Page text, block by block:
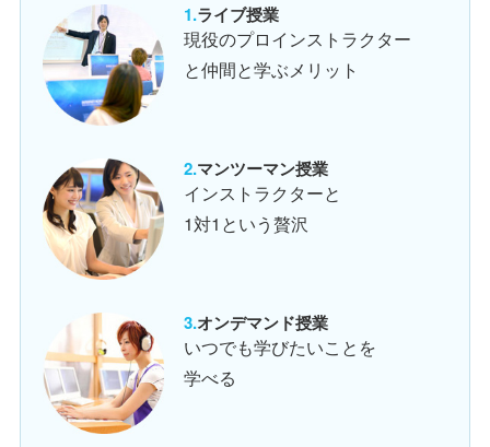
ライブ授業
現役のプロインストラクター
と仲間と学ぶメリット
マンツーマン授業
インストラクターと
1対1という贅沢
オンデマンド授業
いつでも学びたいことを
学べる